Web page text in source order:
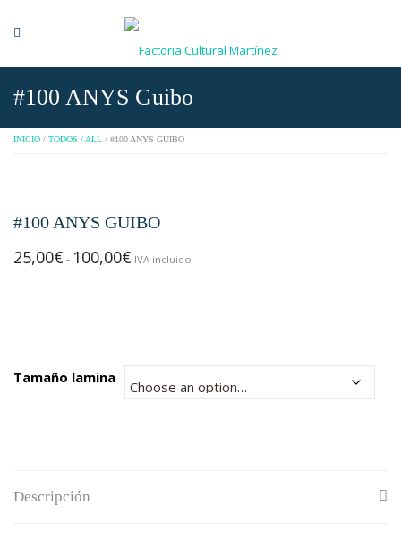
#100 ANYS Guibo
INICIO / TODOS / ALL / #100 ANYS GUIBO
#100 ANYS GUIBO
25,00€ - 100,00€ Rango
100,00€
IVA incluido
Tamaño lamina
Descripción